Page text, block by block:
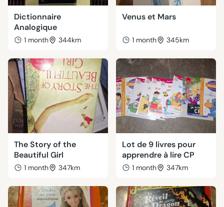
Dictionnaire
Analogique
1 month 344km
Venus et Mars
1 month 345km
The Story of the
Beautiful Girl
1 month 347km
Lot de 9 livres pour
apprendre à lire CP
1 month 347km